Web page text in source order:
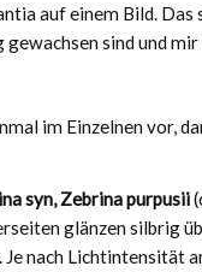
auf einem Bild.
gewachsen sind und
im Einzelnen vor,
syn, Zebrina purpusii
glänzen silbrig
Je nach Lichtintensität